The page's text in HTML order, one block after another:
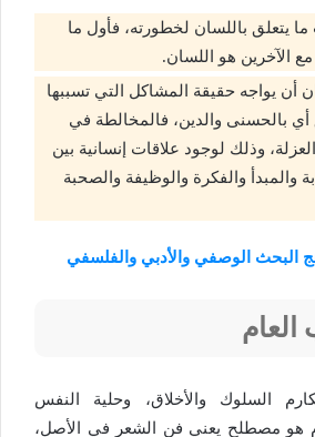
يتعلق باللسان لخطورته، فأول ما
الآخرين هو اللسان.
أن يواجه حقيقة المشاكل التي تسببها
أي بالحسنى والدين، فالمخالطة في
وذلك لوجود علاقات إنسانية بين
والمبدأ والفكرة والوظيفة والصحبة
البحث الوصفي والأدبي والفلسفي
العام
السلوك والأخلاق، وحلية النفس
هو مصطلح يعني فن الشعر في الأصل،